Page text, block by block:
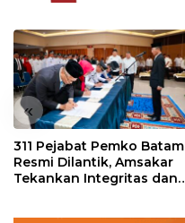
«
311 Pejabat Pemko Batam
Resmi Dilantik, Amsakar
Tekankan Integritas dan